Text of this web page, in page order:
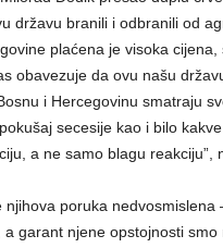
državu branili i odbranili od
plaćena je visoka
obavezuje da ovu našu
i Hercegovinu smatraju
secesije kao i bilo
a ne samo blagu reakciju”,
njihova poruka
garant njene opstojnosti smo